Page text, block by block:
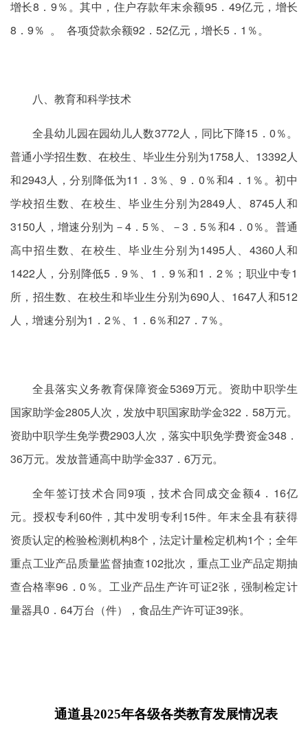
增长8．9％。其中，住户存款年末余额95．49亿元，增长
8．9％ 。 各项贷款余额92．52亿元，增长5．1％。
八、教育和科学技术
全县幼儿园在园幼儿人数3772人，同比下降15．0％。
普通小学招生数、在校生、毕业生分别为1758人、13392人
和2943人，分别降低为11．3％、9．0％和4．1％。初中
学校招生数、在校生、毕业生分别为2849人、8745人和
3150人，增速分别为－4．5％、－3．5％和4．0％。普通
高中招生数、在校生、毕业生分别为1495人、4360人和
1422人，分别降低5．9％、1．9％和1．2％；职业中专1
所，招生数、在校生和毕业生分别为690人、1647人和512
人，增速分别为1．2％、1．6％和27．7％。
全县落实义务教育保障资金5369万元。资助中职学生
国家助学金2805人次，发放中职国家助学金322．58万元。
资助中职学生免学费2903人次，落实中职免学费资金348．
36万元。发放普通高中助学金337．6万元。
全年签订技术合同9项，技术合同成交金额4．16亿
元。授权专利60件，其中发明专利15件。年末全县有获得
资质认定的检验检测机构8个，法定计量检定机构1个；全年
重点工业产品质量监督抽查102批次，重点工业产品定期抽
查合格率96．0％。工业产品生产许可证2张，强制检定计
量器具0．64万台（件），食品生产许可证39张。
通道县2025年各级各类教育发展情况表